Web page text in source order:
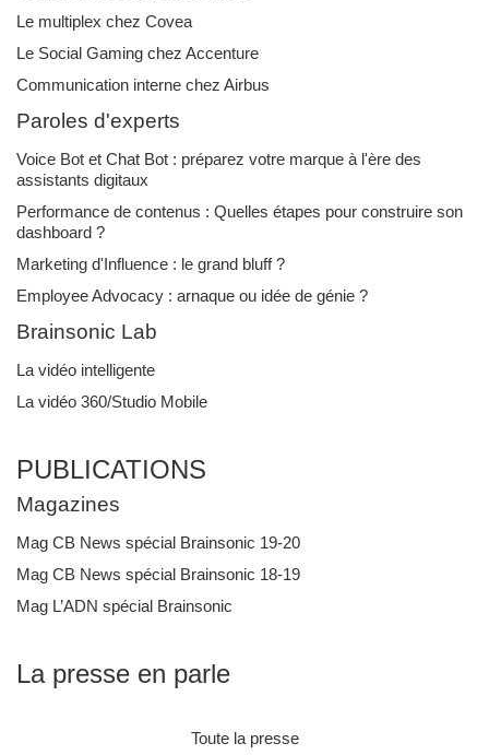
Le multiplex chez Covea
Le Social Gaming chez Accenture
Communication interne chez Airbus
Paroles d'experts
Voice Bot et Chat Bot : préparez votre marque à l'ère des
assistants digitaux
Performance de contenus : Quelles étapes pour construire son
dashboard ?
Marketing d'Influence : le grand bluff ?
Employee Advocacy : arnaque ou idée de génie ?
Brainsonic Lab
La vidéo intelligente
La vidéo 360/Studio Mobile
PUBLICATIONS
Magazines
Mag CB News spécial Brainsonic 19-20
Mag CB News spécial Brainsonic 18-19
Mag L’ADN spécial Brainsonic
La presse en parle
Toute la presse